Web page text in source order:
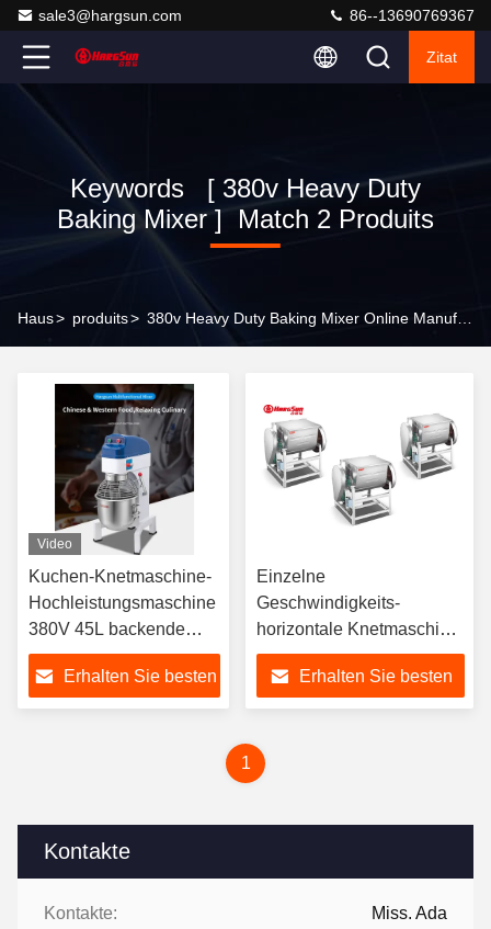
sale3@hargsun.com 86--13690769367
Zitat
Keywords [ 380v Heavy Duty
Baking Mixer ] Match 2 Produits
Haus> produits>
Kontakte
Kontakte: Miss. Ada
Video
Kuchen-Knetmaschine-
Hochleistungsmaschine
380V 45L backende
Mischer-10kg
Erhalten Sie besten
Einzelne
Geschwindigkeits-
horizontale Knetmaschine
50kg 42r/Min 100 Liter für
RestaurantErhalten Sie besten
1